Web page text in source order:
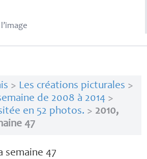
> Les créations picturales >
de 2008 à 2014>
en 52 photos. > 2010,
47
semaine 47